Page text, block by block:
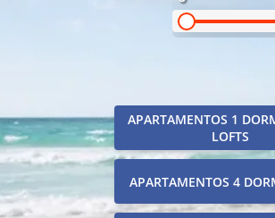
APARTAMENTOS 1
LOFTS
APARTAMENTOS 4